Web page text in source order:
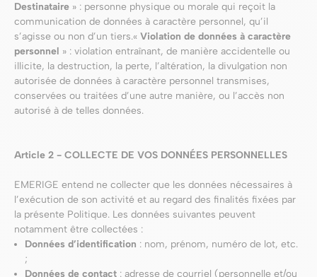
Destinataire » : personne physique ou morale qui reçoit la
communication de données à caractère personnel, qu’il
s’agisse ou non d’un tiers.« Violation de données à caractère
personnel » : violation entraînant, de manière accidentelle ou
illicite, la destruction, la perte, l’altération, la divulgation non
autorisée de données à caractère personnel transmises,
conservées ou traitées d’une autre manière, ou l’accès non
autorisé à de telles données.
Article 2 - COLLECTE DE VOS DONNÉES PERSONNELLES
EMERIGE entend ne collecter que les données nécessaires à
l’exécution de son activité et au regard des finalités fixées par
la présente Politique. Les données suivantes peuvent
notamment être collectées :
Données d’identification : nom, prénom, numéro de lot, etc.
;
Données de contact : adresse de courriel (personnelle et/ou